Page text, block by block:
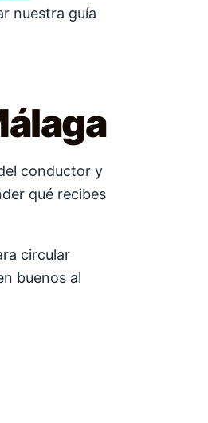
nuestra guía
conductor y
qué recibes
circular
buenos al